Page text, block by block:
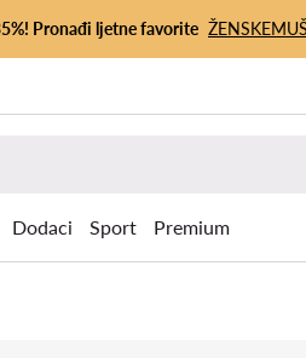
Pronađi ljetne favorite ŽENSKE
Dodaci Sport Premium